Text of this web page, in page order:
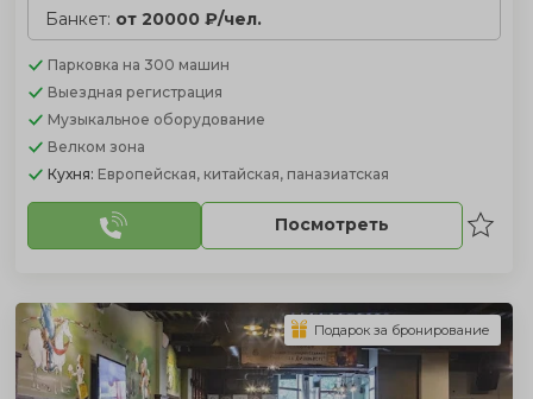
Банкет: от 20000 ₽/чел.
Парковка на 300 машин
Выездная регистрация
Музыкальное оборудование
Велком зона
Кухня: Европейская, китайская, паназиатская
Посмотреть
Подарок за бронирование